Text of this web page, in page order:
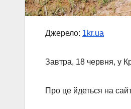
Джерело: 1kr.ua
Завтра, 18 червня, у
Про це йдеться на